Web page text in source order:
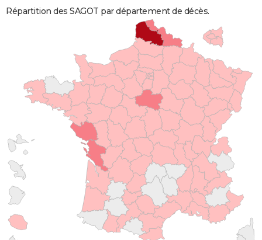
Répartition des SAGOT par département de décès.